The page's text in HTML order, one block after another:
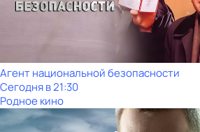
Агент национальной безопасности
Сегодня в 21:30
Родное кино